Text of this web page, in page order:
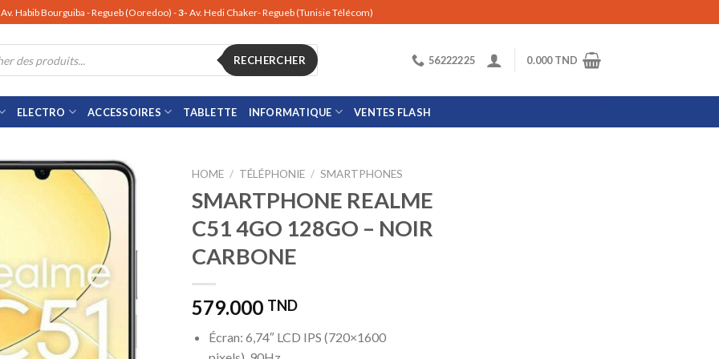
Av. Habib Bourguiba - Regueb (Ooredoo) -3- Av. Hedi Chaker- Regueb (Tunisie Télécom)
RECHERCHER 56222225 0.000TND
ELECTRO ACCESSOIRES TABLETTE INFORMATIQUE VENTES FLASH
HOME / TÉLÉPHONIE / SMARTPHONES
SMARTPHONE REALME
C51 4GO 128GO – NOIR
CARBONE
579.000 TND
Écran: 6,74″ LCD IPS (720×1600